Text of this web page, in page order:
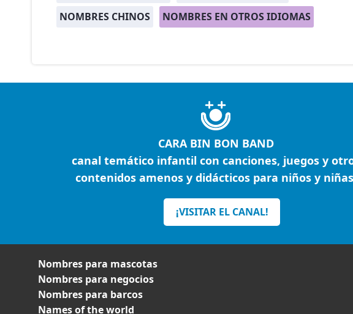
NOMBRES CHINOS
NOMBRES EN OTROS IDIOMAS
CARA BIN BON BAND
canal temático infantil con canciones, juegos y
contenidos amenos y didácticos para niños y
¡VISITAR EL CANAL!
Nombres para mascotas
Nombres para negocios
Nombres para barcos
Names of the world